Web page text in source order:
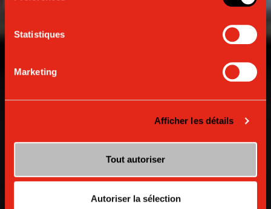
Statistiques
Marketing
Afficher les détails
Tout autoriser
Autoriser la sélection
L'expérience barista ultime à la maison